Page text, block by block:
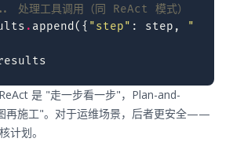
理工具调用（同 ReAct 模式）
. append ({ "step" : step ,
ReAct 是 "走一步看一步"，Plan-and-
再施工"。对于运维场景，后者更安全——
计划。